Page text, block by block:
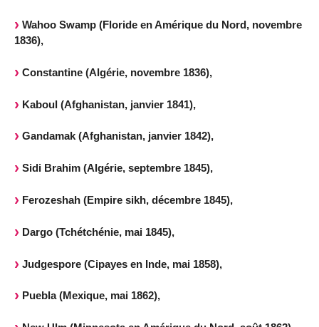
Wahoo Swamp (Floride en Amérique du Nord, novembre
1836),
Constantine (Algérie, novembre 1836),
Kaboul (Afghanistan, janvier 1841),
Gandamak (Afghanistan, janvier 1842),
Sidi Brahim (Algérie, septembre 1845),
Ferozeshah (Empire sikh, décembre 1845),
Dargo (Tchétchénie, mai 1845),
Judgespore (Cipayes en Inde, mai 1858),
Puebla (Mexique, mai 1862),